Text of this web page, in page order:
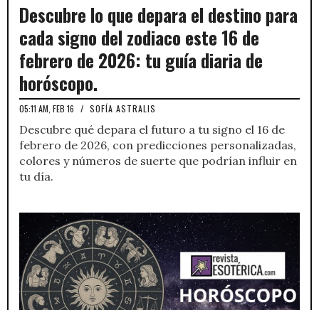
Descubre lo que depara el destino para
cada signo del zodiaco este 16 de
febrero de 2026: tu guía diaria de
horóscopo.
05:11 AM, FEB 16 / SOFÍA ASTRALIS
Descubre qué depara el futuro a tu signo el 16 de
febrero de 2026, con predicciones personalizadas,
colores y números de suerte que podrían influir en
tu día.